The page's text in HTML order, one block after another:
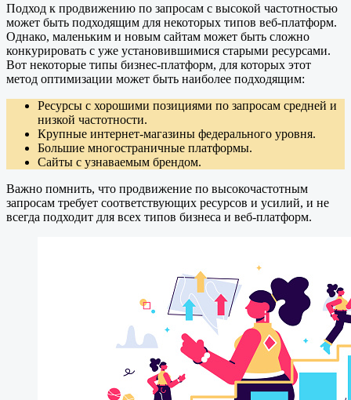
Подход к продвижению по запросам с высокой частотностью
может быть подходящим для некоторых типов веб-платформ.
Однако, маленьким и новым сайтам может быть сложно
конкурировать с уже установившимися старыми ресурсами.
Вот некоторые типы бизнес-платформ, для которых этот
метод оптимизации может быть наиболее подходящим:
Ресурсы с хорошими позициями по запросам средней и
низкой частотности.
Крупные интернет-магазины федерального уровня.
Большие многостраничные платформы.
Сайты с узнаваемым брендом.
Важно помнить, что продвижение по высокочастотным
запросам требует соответствующих ресурсов и усилий, и не
всегда подходит для всех типов бизнеса и веб-платформ.